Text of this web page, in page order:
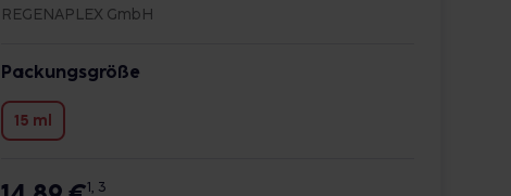
REGENAPLEX GmbH
Packungsgröße
15 ml
1, 3